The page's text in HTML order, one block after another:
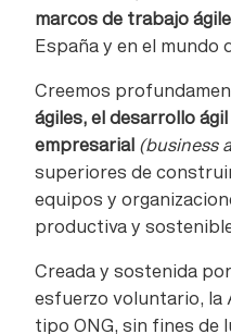
marcos de trabajo
España y en el mundo
Creemos
ágiles, el desarrollo
empresarial (business
superiores de
equipos y
productiva y
Creada y sostenida
esfuerzo voluntario, la
tipo ONG, sin fines de